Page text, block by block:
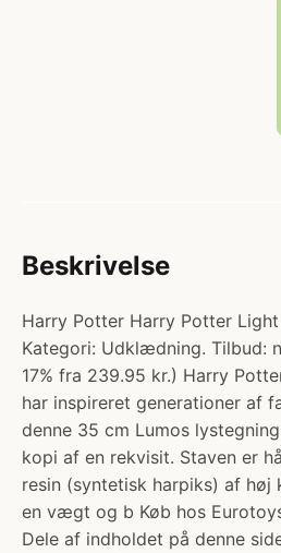
Beskrivelse
Harry Potter Harry Potter Light
Kategori: Udklædning. Tilbud:
17% fra 239.95 kr.) Harry
har inspireret generationer af
denne 35 cm Lumos
kopi af en rekvisit. Staven er
resin (syntetisk harpiks) af
en vægt og b Køb hos
Dele af indholdet på denne